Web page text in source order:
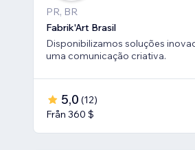
PR, BR
Fabrik'Art Brasil
Disponibilizamos soluções
uma comunicação criativa.
5,0 (12)
Från 360 $